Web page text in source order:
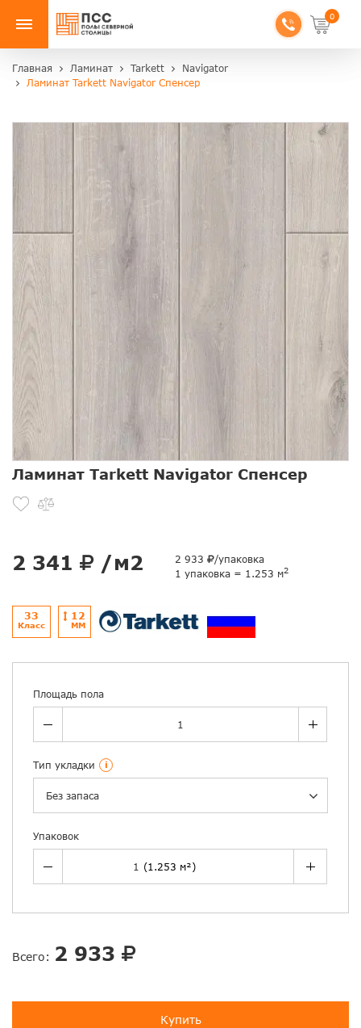
0
Главная Ламинат Tarkett
Navigator
Ламинат Tarkett Navigator Спенсер
Ламинат Tarkett Navigator Спенсер
2 341 /м2 2 933
/упаковка
1 упаковка = 1.253 м2
33
Класс
12
ММ
Площадь пола
Тип укладки i
Без запаса
Упаковок
Всего: 2 933
Купить